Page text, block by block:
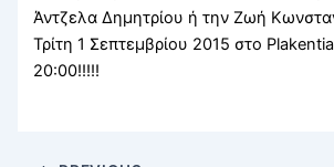
Άντζελα Δημητρίου ή την Ζωή
Τρίτη 1 Σεπτεμβρίου 2015 στο
20:00!!!!!